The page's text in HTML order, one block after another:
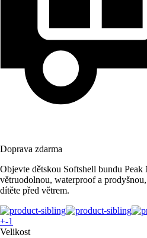
Doprava zdarma
Objevte dětskou Softshell bundu Peak
větruodolnou, waterproof a
dítěte před větrem.
+-1
Velikost